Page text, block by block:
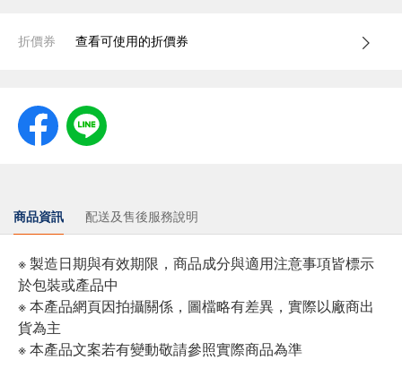
折價券 查看可使用的折價券
商品資訊 配送及售後服務說明
※ 製造日期與有效期限，商品成分與適用注意事項皆標示
於包裝或產品中
※ 本產品網頁因拍攝關係，圖檔略有差異，實際以廠商出
貨為主
※ 本產品文案若有變動敬請參照實際商品為準